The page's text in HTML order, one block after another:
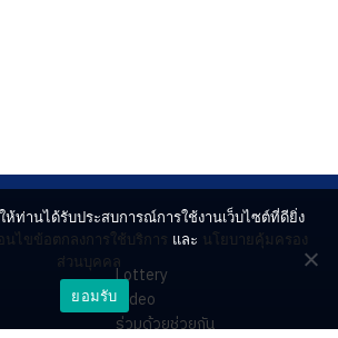
Lottery
Video
ร่วมด้วยช่วยกัน
ห้ท่านได้รับประสบการณ์การใช้งานเว็บไซต์ที่ดียิ่ง
อนไขข้อตกลงการใช้บริการ และ นโยบายคุ้มครอง
ส่วนบุคคล
ยอมรับ